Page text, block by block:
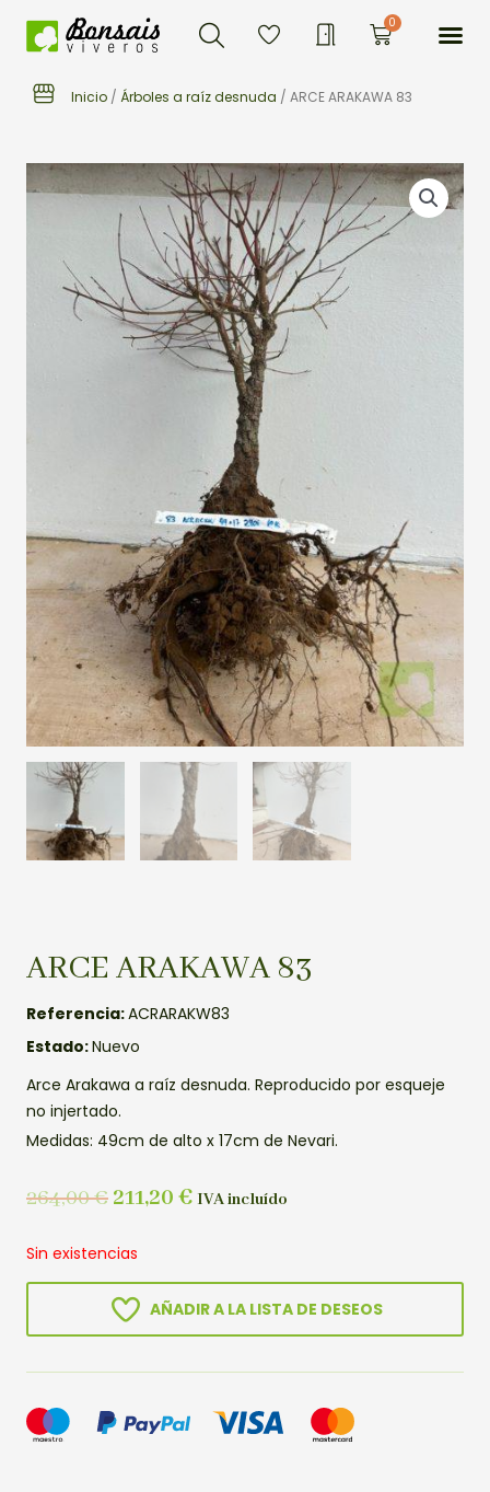
Buscar 0Carrito
Inicio / Árboles a raíz desnuda / ARCE ARAKAWA 83
ARCE ARAKAWA 83
Referencia:ACRARAKW83
Estado:Nuevo
Arce Arakawa a raíz desnuda. Reproducido por esqueje
no injertado.
Medidas: 49cm de alto x 17cm de Nevari.
264,00€ 211,20 € IVA incluído
Sin existencias
AÑADIR A LA LISTA DE DESEOS